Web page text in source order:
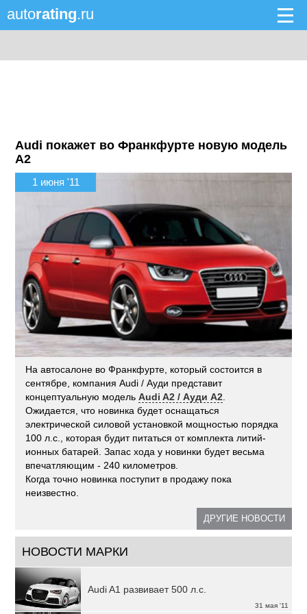
autorating.ru
Audi покажет во Франкфурте новую модель
A2
1 июня '11
На автосалоне во Франкфурте, который состоится в
сентябре, компания Audi / Ауди представит
концептуальную модельAudi A2 / Ауди А2
Ожидается, что новинка будет оснащаться
электрической силовой установкой мощностью порядка
100 л.с., которая будит питаться от комплекта литий-
ионных батарей. Запас хода у новинки будет весьма
впечатляющим - 240 километров.
Когда точно новинка поступит в продажу пока
неизвестно.
ДРУГИЕ НОВОСТИ
НОВОСТИ МАРКИ
31 мая '11
Audi A1 развивает 500 л.с.